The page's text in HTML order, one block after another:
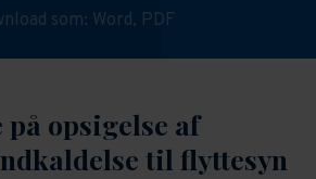
som: Word, PDF
opsigelse af
til flyttesyn